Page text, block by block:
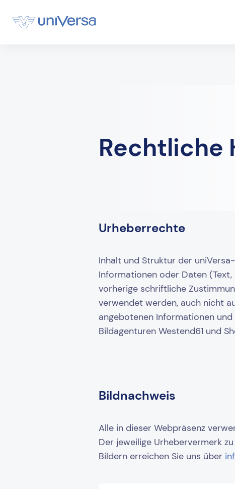
Rechtliche
Urheberrechte
Inhalt und Struktur der
Informationen oder Daten
vorherige schriftliche
verwendet werden, auch nicht
angebotenen Informationen
Bildagenturen Westend61 und
Bildnachweis
Alle in dieser Webpräsenz
Der jeweilige Urhebervermerk
Bildern erreichen Sie uns über